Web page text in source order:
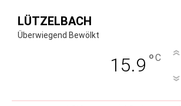
LÜTZELBACH
Überwiegend Bewölkt
15.9 °C